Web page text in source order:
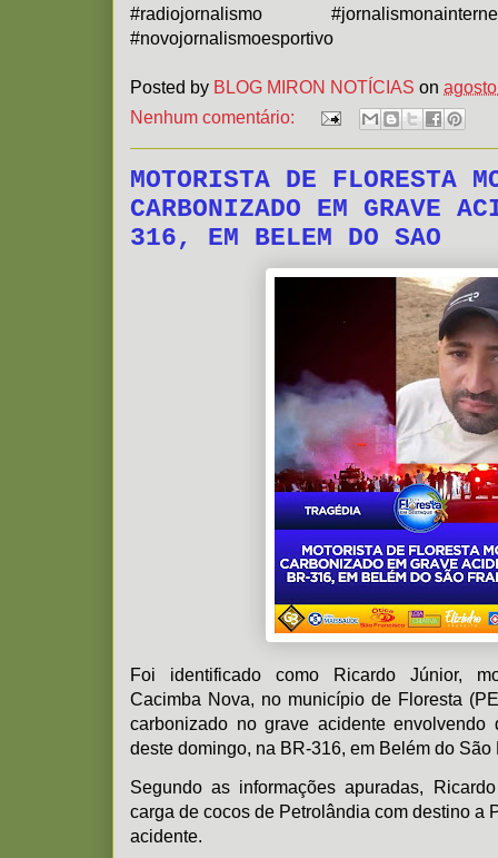
#radiojornalismo
#novojornalismoesportivo
Posted by BLOG MIRON NOTÍCIAS on
Nenhum comentário:
MOTORISTA DE FLORESTA
CARBONIZADO EM GRAVE
316, EM BELEM DO SAO
Foi identificado como Ricardo Júnior,
Cacimba Nova, no município de Floresta
carbonizado no grave acidente envolvendo
deste domingo, na BR-316, em Belém do São
Segundo as informações apuradas,
carga de cocos de Petrolândia com destino a
acidente.